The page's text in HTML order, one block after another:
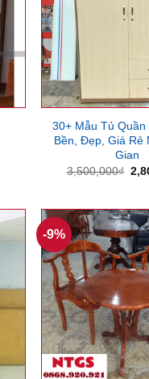
30+ Mẫu Tủ Quần
Bền, Đẹp, Giá Rẻ
Gian
3,500,000₫ Giá
-9%